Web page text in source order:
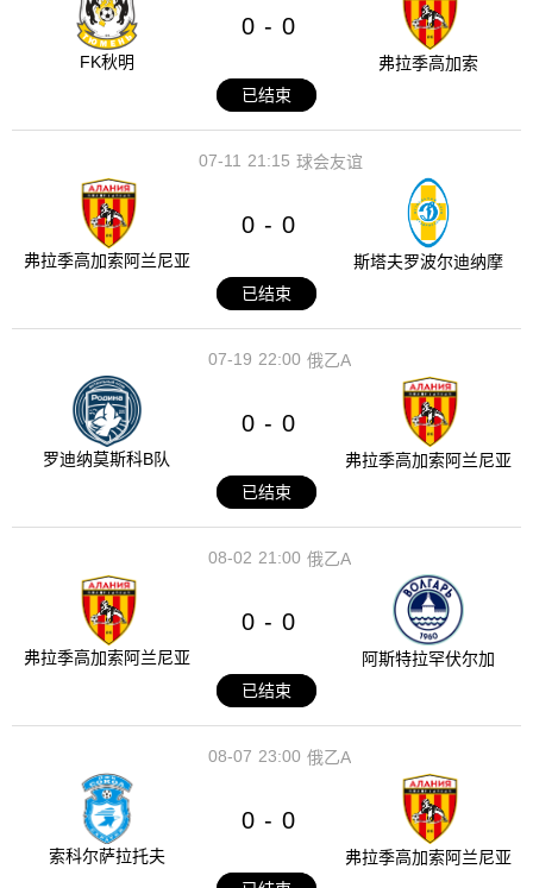
FK秋明
0 - 0
弗拉季高加索
已结束
21:15
07-11 球会友谊
弗拉季高加索阿兰尼亚
0 - 0
斯塔夫罗波尔迪纳摩
已结束
22:00
07-19 俄乙A
罗迪纳莫斯科B队
0 - 0
弗拉季高加索阿兰尼亚
已结束
21:00
08-02 俄乙A
弗拉季高加索阿兰尼亚
0 - 0
阿斯特拉罕伏尔加
已结束
23:00
08-07 俄乙A
索科尔萨拉托夫
0 - 0
弗拉季高加索阿兰尼亚